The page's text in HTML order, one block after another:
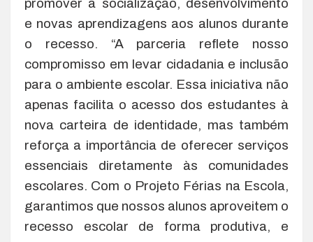
promover a socialização, desenvolvimento
e novas aprendizagens aos alunos durante
o recesso. “A parceria reflete nosso
compromisso em levar cidadania e inclusão
para o ambiente escolar. Essa iniciativa não
apenas facilita o acesso dos estudantes à
nova carteira de identidade, mas também
reforça a importância de oferecer serviços
essenciais diretamente às comunidades
escolares. Com o Projeto Férias na Escola,
garantimos que nossos alunos aproveitem o
recesso escolar de forma produtiva, e